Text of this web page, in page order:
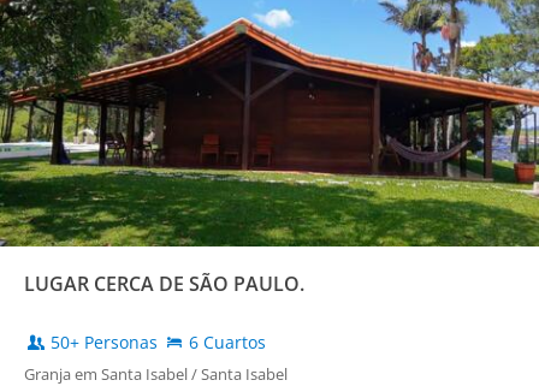
LUGAR CERCA DE SÃO PAULO.
50+ Personas 6 Cuartos
Granja em Santa Isabel / Santa Isabel